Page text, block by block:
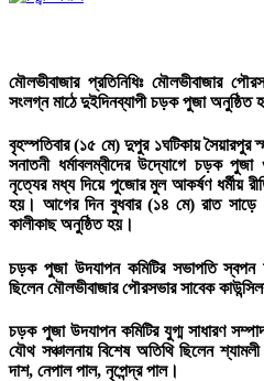
মৌলভীবাজার প্রতিনিধিঃমৌলভীবাজার
সংলগ্ন মাঠে দুইদিনব্যাপী চড়ক পুজা অনুষ্ঠিত
বৃহস্পতিবার (১৫ মে) দুপুর ১ঘটিকায় সৈয়ারপুর
সনাতনী ধর্মাবলম্বীদের উদ্যোগে চড়ক
নৃত্যের মধ্য দিয়ে পুজোর মুল আকর্ষণ ধর্মীয়
হয়। আগের দিন বুধবার (১৪ মে) রাত সাড়ে
কালীকাছ অনুষ্ঠিত হয়।
চড়ক পুজা উদযাপন কমিটির সভাপতি স্বপন
ছিলেন মৌলভীবাজার পৌরসভার সাবেক
চড়ক পুজা উদযাপন কমিটির যুগ্ম সাধারণ
যৌথ সঞ্চালনায় বিশেষ অতিথি ছিলেন
দাশ, নেপাল পাল, নৃপেন্দ্র পাল।